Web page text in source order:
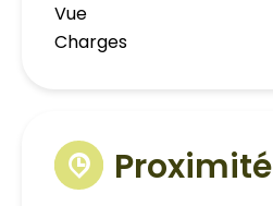
Vue
Charges